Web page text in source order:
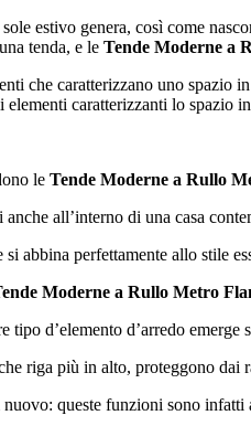
estivo genera, così come
tenda, e le Tende Moderne a
che caratterizzano uno spazio
elementi caratterizzanti lo spazio
le Tende Moderne a Rullo
all’interno di una casa
abbina perfettamente allo stile
Moderne a Rullo Metro
tipo d’elemento d’arredo emerge
riga più in alto, proteggono dai
queste funzioni sono infatti